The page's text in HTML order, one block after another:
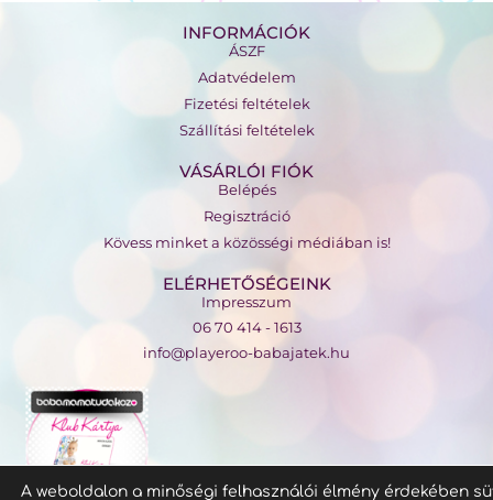
INFORMÁCIÓK
ÁSZF
Adatvédelem
Fizetési feltételek
Szállítási feltételek
VÁSÁRLÓI FIÓK
Belépés
Regisztráció
Kövess minket a közösségi médiában is!
ELÉRHETŐSÉGEINK
Impresszum
06 70 414 - 1613
info@playeroo-babajatek.hu
A weboldalon a minőségi felhasználói élmény érdekében